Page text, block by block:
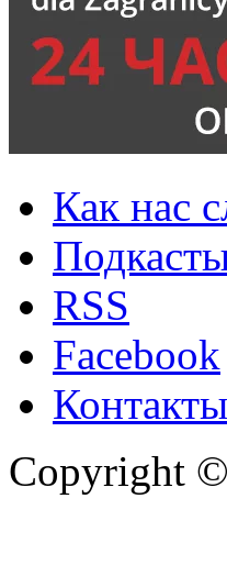
Как нас
RSS
Facebook
Контакты
Copyright